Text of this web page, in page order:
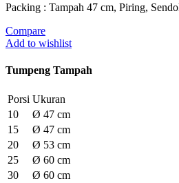
Packing : Tampah 47 cm, Piring,
Compare
Add to wishlist
Tumpeng Tampah
Porsi Ukuran
10
Ø 47 cm
15
Ø 47 cm
20
Ø 53 cm
25
Ø 60 cm
30
Ø 60 cm